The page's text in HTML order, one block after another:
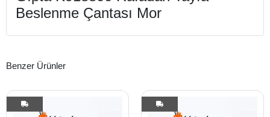
Beslenme Çantası Mor
Benzer Ürünler